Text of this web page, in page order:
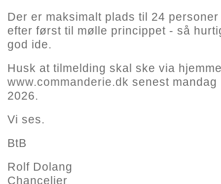
Der er maksimalt plads til 24
efter først til mølle princippet - så
god ide.
Husk at tilmelding skal ske via
www.commanderie.dk senest
2026.
Vi ses.
BtB
Rolf Dolang
Chancelier